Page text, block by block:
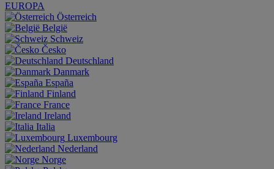
EUROPA
Österreich
België
Schweiz
Česko
Deutschland
Danmark
España
Finland
France
Ireland
Italia
Luxembourg
Nederland
Norge